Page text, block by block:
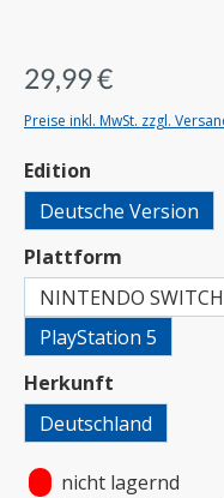
29,99 €
Preise inkl. MwSt. zzgl.
Edition
Deutsche Version
Plattform
NINTENDO SWITCH
PlayStation 5
Herkunft
Deutschland
nicht lagernd